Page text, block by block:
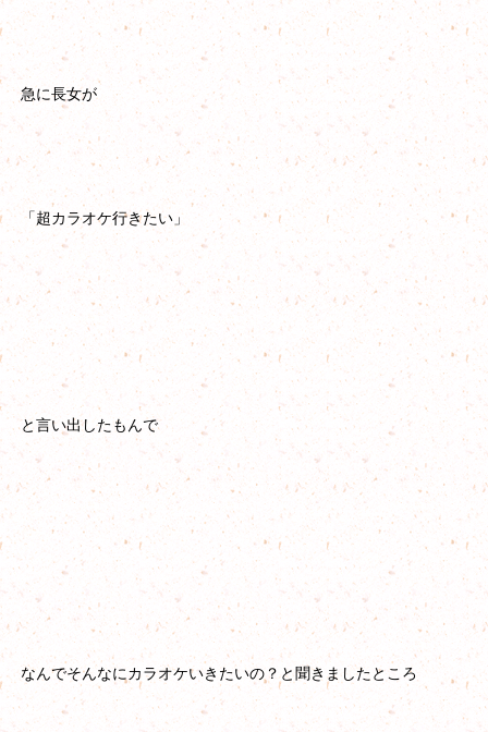
急に長女が
「超カラオケ行きたい」
と言い出したもんで
なんでそんなにカラオケいきたいの？と聞きましたところ